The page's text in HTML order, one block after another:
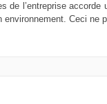
de l’entreprise
Ceci ne